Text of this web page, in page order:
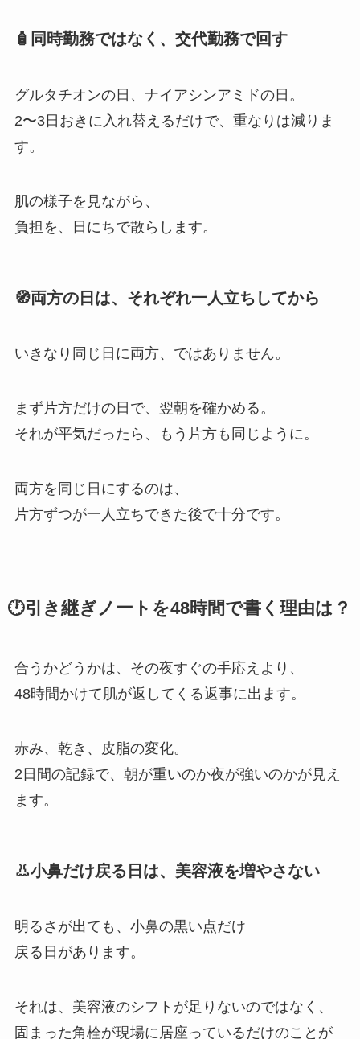
🧴同時勤務ではなく、交代勤務で回す
グルタチオンの日、ナイアシンアミドの日。
2〜3日おきに入れ替えるだけで、重なりは減りま
す。
肌の様子を見ながら、
負担を、日にちで散らします。
🧭両方の日は、それぞれ一人立ちしてから
いきなり同じ日に両方、ではありません。
まず片方だけの日で、翌朝を確かめる。
それが平気だったら、もう片方も同じように。
両方を同じ日にするのは、
片方ずつが一人立ちできた後で十分です。
🕐引き継ぎノートを48時間で書く理由は？
合うかどうかは、その夜すぐの手応えより、
48時間かけて肌が返してくる返事に出ます。
赤み、乾き、皮脂の変化。
2日間の記録で、朝が重いのか夜が強いのかが見え
ます。
👃小鼻だけ戻る日は、美容液を増やさない
明るさが出ても、小鼻の黒い点だけ
戻る日があります。
それは、美容液のシフトが足りないのではなく、
固まった角栓が現場に居座っているだけのことが